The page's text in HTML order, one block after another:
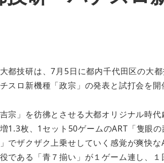
大都技研は、7月5日に都内千代田区の大
スロ新機種「政宗」の発表と試打会を開
宗」を彷彿とさせる大都オリジナル時代
1.3枚、1セット50ゲームのART「隻眼
でザクザク上乗せしていく感覚が爽快
である「青７揃い」が１ゲーム連し、